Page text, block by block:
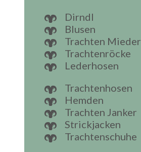
Dirndl
Blusen
Trachten Mieder
Trachtenröcke
Lederhosen
Trachtenhosen
Hemden
Trachten Janker
Strickjacken
Trachtenschuhe